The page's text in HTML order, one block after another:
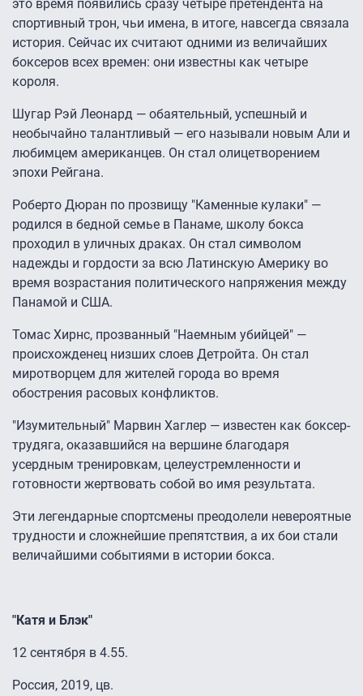
это время появились сразу четыре претендента на
спортивный трон, чьи имена, в итоге, навсегда связала
история. Сейчас их считают одними из величайших
боксеров всех времен: они известны как четыре
короля.
Шугар Рэй Леонард — обаятельный, успешный и
необычайно талантливый — его называли новым Али и
любимцем американцев. Он стал олицетворением
эпохи Рейгана.
Роберто Дюран по прозвищу "Каменные кулаки" —
родился в бедной семье в Панаме, школу бокса
проходил в уличных драках. Он стал символом
надежды и гордости за всю Латинскую Америку во
время возрастания политического напряжения между
Панамой и США.
Томас Хирнс, прозванный "Наемным убийцей" —
происхожденец низших слоев Детройта. Он стал
миротворцем для жителей города во время
обострения расовых конфликтов.
"Изумительный" Марвин Хаглер — известен как боксер-
трудяга, оказавшийся на вершине благодаря
усердным тренировкам, целеустремленности и
готовности жертвовать собой во имя результата.
Эти легендарные спортсмены преодолели невероятные
трудности и сложнейшие препятствия, а их бои стали
величайшими событиями в истории бокса.
"Катя и Блэк"
12 сентября в 4.55.
Россия, 2019, цв.